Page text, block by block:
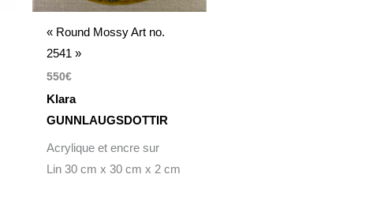
« Round Mossy Art no.
2541 »
550€
Klara
GUNNLAUGSDOTTIR
Acrylique et encre sur
Lin 30 cm x 30 cm x 2 cm